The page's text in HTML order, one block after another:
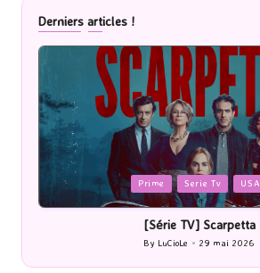
Derniers articles !
Posted
in
Prime Serie Tv USA
[Série TV] Scarpetta
Posted
by
By LuCioLe 29 mai 2026